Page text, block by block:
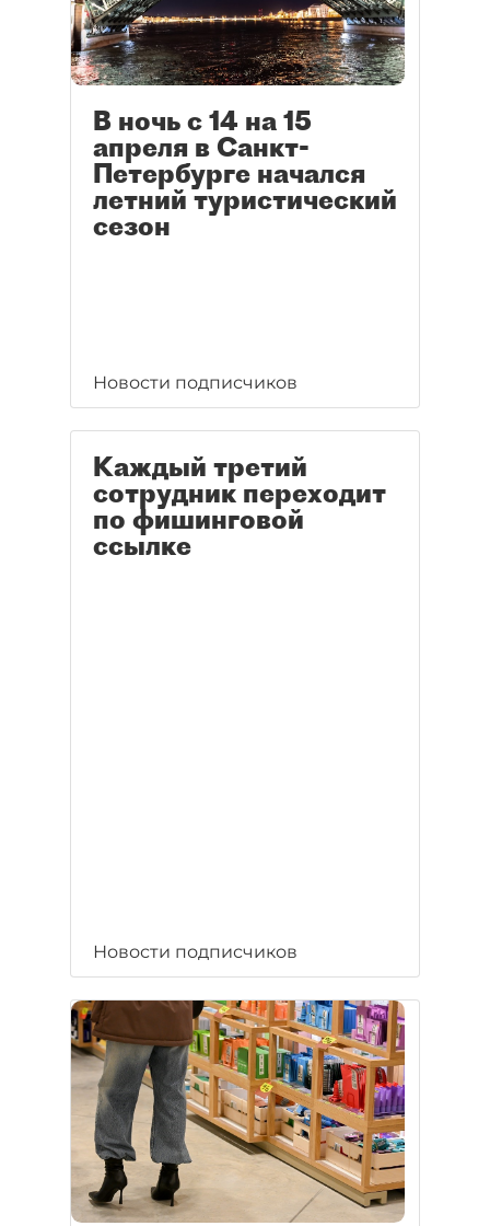
В ночь с 14 на 15
апреля в Санкт-
Петербурге начался
летний туристический
сезон
Новости подписчиков
Каждый третий
сотрудник переходит
по фишинговой
ссылке
Новости подписчиков